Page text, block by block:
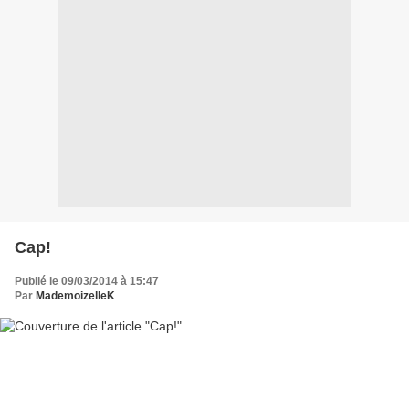
Cap!
Publié le 09/03/2014 à 15:47
Par MademoizelleK